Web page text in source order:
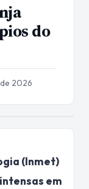
do
2026
(Inmet)
em